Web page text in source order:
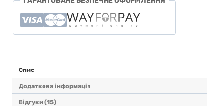
Опис
Додаткова інформація
Відгуки (15)